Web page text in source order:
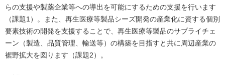
らの支援や製薬企業等への導出を可能にするための支援を行います
（課題1）。また、再生医療等製品シーズ開発の産業化に資する個別
要素技術の開発を支援することで、再生医療等製品のサプライチェ
ーン（製造、品質管理、輸送等）の構築を目指すと共に周辺産業の
裾野拡大を図ります（課題2）。